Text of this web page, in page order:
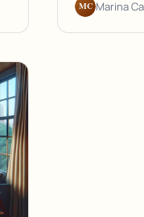
MC Marina